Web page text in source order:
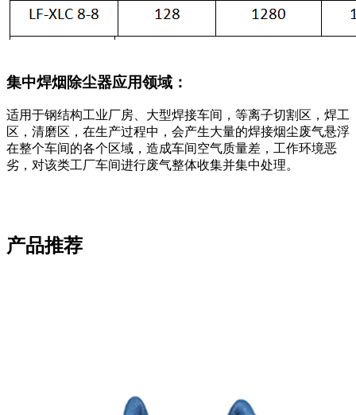
集中焊烟除尘器应用领域：
适用于钢结构工业厂房、大型焊接车间，等离子切割区，焊工
区，清磨区，在生产过程中，会产生大量的焊接烟尘废气悬浮
在整个车间的各个区域，造成车间空气质量差，工作环境恶
劣，对该类工厂车间进行废气整体收集并集中处理。
产品推荐